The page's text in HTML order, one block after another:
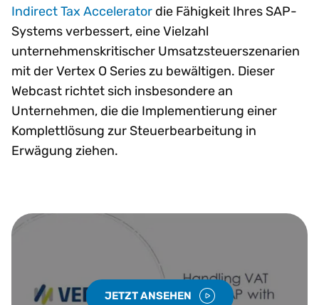
Indirect Tax Accelerator die Fähigkeit Ihres SAP-
Systems verbessert, eine Vielzahl
unternehmenskritischer Umsatzsteuerszenarien
mit der Vertex O Series zu bewältigen. Dieser
Webcast richtet sich insbesondere an
Unternehmen, die die Implementierung einer
Komplettlösung zur Steuerbearbeitung in
Erwägung ziehen.
JETZT ANSEHEN